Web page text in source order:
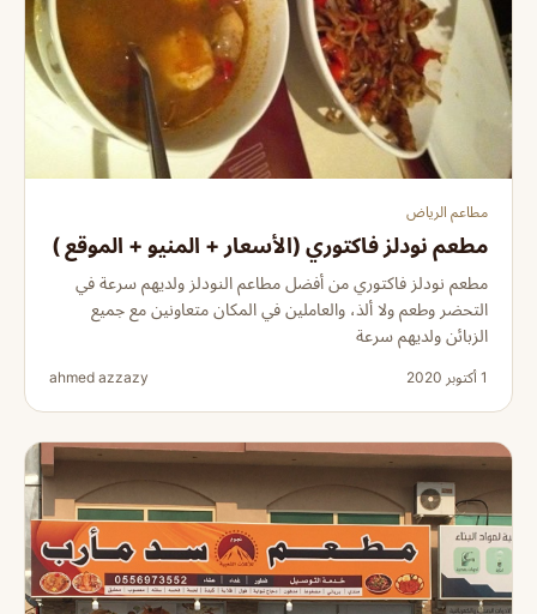
مطاعم الرياض
مطعم نودلز فاكتوري (الأسعار + المنيو + الموقع )
مطعم نودلز فاكتوري من أفضل مطاعم النودلز ولديهم سرعة في
التحضر وطعم ولا ألذ، والعاملين في المكان متعاونين مع جميع
الزبائن ولديهم سرعة
1 أكتوبر 2020 ahmed azzazy